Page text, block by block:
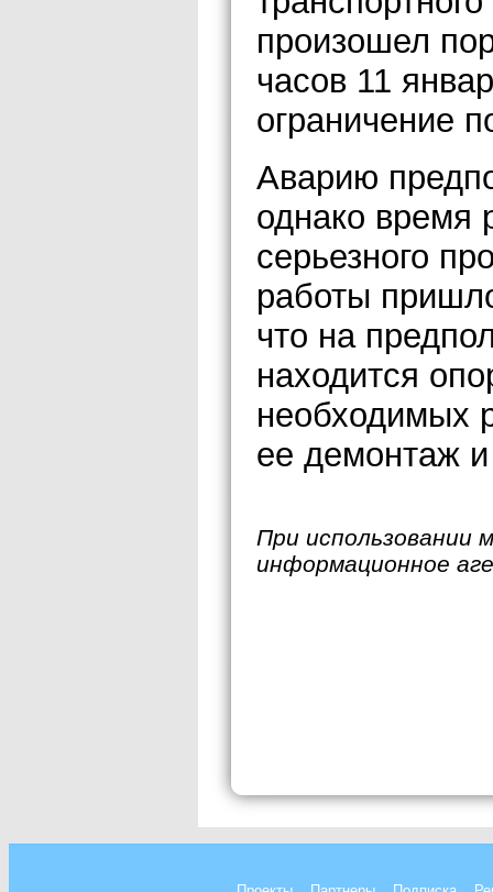
произошел
часов 11
ограничение
Аварию
однако время
серьезного
работы
что на
находится
необходимых
ее демонтаж
При использовании
информационное